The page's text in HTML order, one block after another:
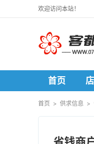
欢迎访问本站！
首页
寻人寻物
首页 > 供求信息 >